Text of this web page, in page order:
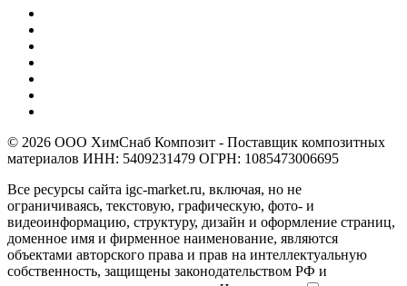
© 2026 ООО ХимСнаб Композит - Поставщик композитных
материалов ИНН: 5409231479 ОГРН: 1085473006695
Все ресурсы сайта igc-market.ru, включая, но не
ограничиваясь, текстовую, графическую, фото- и
видеоинформацию, структуру, дизайн и оформление страниц,
доменное имя и фирменное наименование, являются
объектами авторского права и прав на интеллектуальную
собственность, защищены законодательством РФ и